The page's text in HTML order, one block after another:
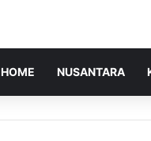
HOME NUSANTARA